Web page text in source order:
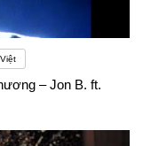
– Jon B. ft.